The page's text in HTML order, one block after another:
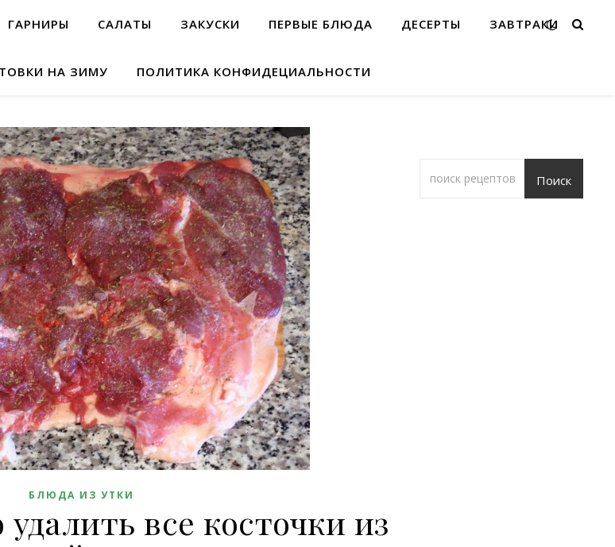
ГАРНИРЫ САЛАТЫ ЗАКУСКИ ПЕРВЫЕ БЛЮДА ДЕСЕРТЫ ЗАВТРАКИ
НА ЗИМУ ПОЛИТИКА КОНФИДЕЦИАЛЬНОСТИ
БЛЮДА ИЗ УТКИ
все косточки из
Поиск